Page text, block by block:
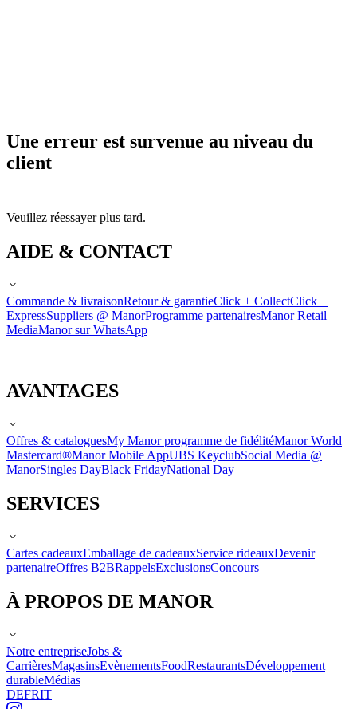
Une erreur est survenue au niveau du
client
Veuillez réessayer plus tard.
AIDE & CONTACT
Commande & livraisonRetour & garantieClick + CollectClick +
ExpressSuppliers @ ManorProgramme partenairesManor Retail
MediaManor sur WhatsApp
AVANTAGES
Offres & cataloguesMy Manor programme de fidélitéManor World
Mastercard®Manor Mobile AppUBS KeyclubSocial Media @
ManorSingles DayBlack FridayNational Day
SERVICES
Cartes cadeauxEmballage de cadeauxService rideauxDevenir
partenaireOffres B2BRappelsExclusionsConcours
À PROPOS DE MANOR
Notre entrepriseJobs &
CarrièresMagasinsEvènementsFoodRestaurantsDéveloppement
durableMédias
DEFRIT